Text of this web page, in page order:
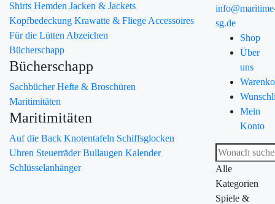
Shirts Hemden Jacken & Jackets
Kopfbedeckung Krawatte & Fliege Accessoires
Für die Lütten Abzeichen
Bücherschapp
Bücherschapp
SachbücherHefte & Broschüren
Maritimitäten
Maritimitäten
Auf die Back Knotentafeln Schiffsglocken
Uhren SteuerräderBullaugen Kalender
Schlüsselanhänger
sg.de
Shop
Über
uns
Mein
Konto
Alle
Kategorien
Spiele &